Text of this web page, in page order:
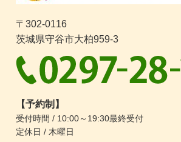
〒302-0116
茨城県守谷市大柏959-3
【予約制】
受付時間 / 10:00～19:30最終受付
定休日 / 木曜日